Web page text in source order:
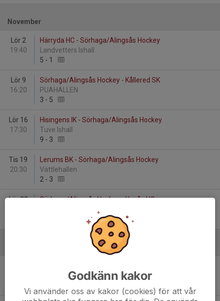
November
Lör 2
19:40
Härryda HC - Sörhaga/Alingsås Hockey
Landvetters Ishall
5 - 1
Lör 9
16:20
Sörhaga/Alingsås Hockey - Kållered SK
PUAHALLEN
3 - 5
Lör 16
17:30
Hisingens IK - Sörhaga/Alingsås Hockey
Tuve Ishall
9 - 3
Tis 19
20:30
Lerums BK - Sörhaga/Alingsås Hockey
Vättlehallen
2 - 3
Lör 23
Sörhaga/Alingsås Hockey - Hovås HC
PUAHALLENGodkänn kakor
Vi använder oss av kakor (cookies) för att vår